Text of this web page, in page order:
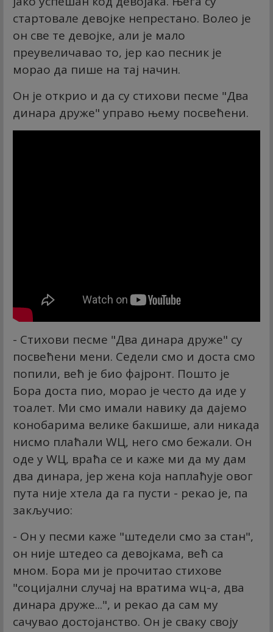
стартовале девојке непрестано. Волео је
он све те девојке, али је мало
преувеличавао то, јер као песник је
морао да пише на тај начин.
Он је открио и да су стихови песме "Два
динара друже" управо њему посвећени.
- Стихови песме "Два динара друже" су
посвећени мени. Седели смо и доста смо
попили, већ је био фајронт. Пошто је
Бора доста пио, морао је често да иде у
тоалет. Ми смо имали навику да дајемо
конобарима велике бакшише, али никада
нисмо плаћали WЦ, него смо бежали. Он
оде у WЦ, враћа се и каже ми да му дам
два динара, јер жена која наплаћује овог
пута није хтела да га пусти - рекао је, па
закључио:
- Он у песми каже "штедели смо за стан",
он није штедео са девојкама, већ са
мном. Бора ми је прочитао стихове
"социјални случај на вратима wц-а, два
динара друже...", и рекао да сам му
сачувао достојанство. Он је сваку своју